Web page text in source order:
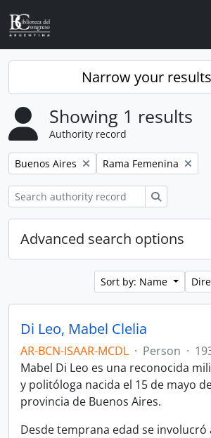
Skip to main content
Narrow your
Showing 1 results
Authority record
Remove filter:
Buenos Aires Remove filter:
Rama Femenina
Advanced search options
Sort by: Name
Di Leo, Mabel Clelia
AR-BCN-ISAAR-MCDL · Person ·
Mabel Di Leo es una reconocida
y politóloga nacida el 15 de mayo
provincia de Buenos Aires.
Desde temprana edad se involucró